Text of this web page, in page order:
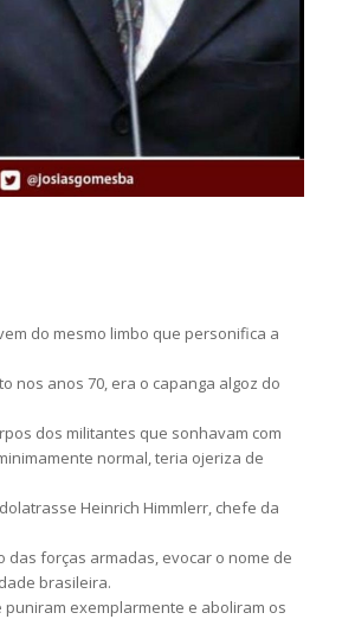
do mesmo limbo que personifica a
nos anos 70, era o capanga algoz do
dos militantes que sonhavam com
normal, teria ojeriza de
Heinrich Himmlerr, chefe da
das forças armadas, evocar o nome de
brasileira.
exemplarmente e aboliram os